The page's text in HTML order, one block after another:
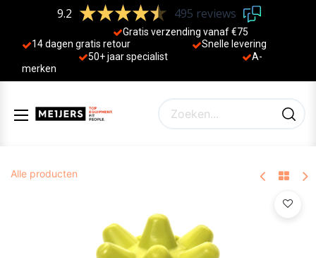
9.2 495 reviews
Gratis verzending vanaf €75
14 dagen gratis retour
Sne lle levering
50+ jaar specialist
A-
merken
Alle producten